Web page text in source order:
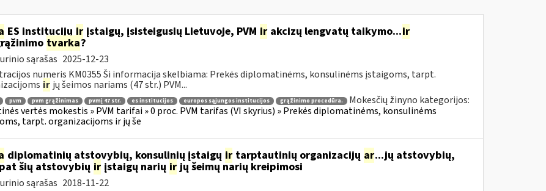
ES institucijųirįstaigų, įsisteigusių Lietuvoje, PVM irakcizų lengvatų taikymo...ir
tvarka?
sąrašas 2025-12-23
numeris KM0355 Ši informacija skelbiama: Prekės diplomatinėms, konsulinėms įstaigoms, tarpt.
ir jų šeimos nariams (47 str.) PVM...
pvm pvm grąžinimas pvmį 47 str. es institucijos europos sąjungos institucijos grąžinimo procedūra.
Mokesčių žinyno kategorijos:
vertės mokestis » PVM tarifai » 0 proc. PVM tarifas (VI skyrius) » Prekės diplomatinėms, konsulinėms
tarpt. organizacijoms ir jų še
diplomatinių atstovybių, konsulinių įstaigų irtarptautinių organizacijų ar...jų atstovybių,
šių atstovybių irįstaigų narių irjų šeimų narių kreipimosi
sąrašas 2018-11-22